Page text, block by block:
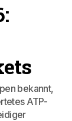
bekannt,
ATP-